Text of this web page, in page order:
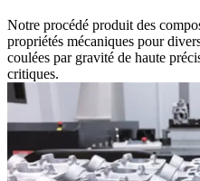
Notre procédé produit des
propriétés mécaniques pour
coulées par gravité de haute
critiques.